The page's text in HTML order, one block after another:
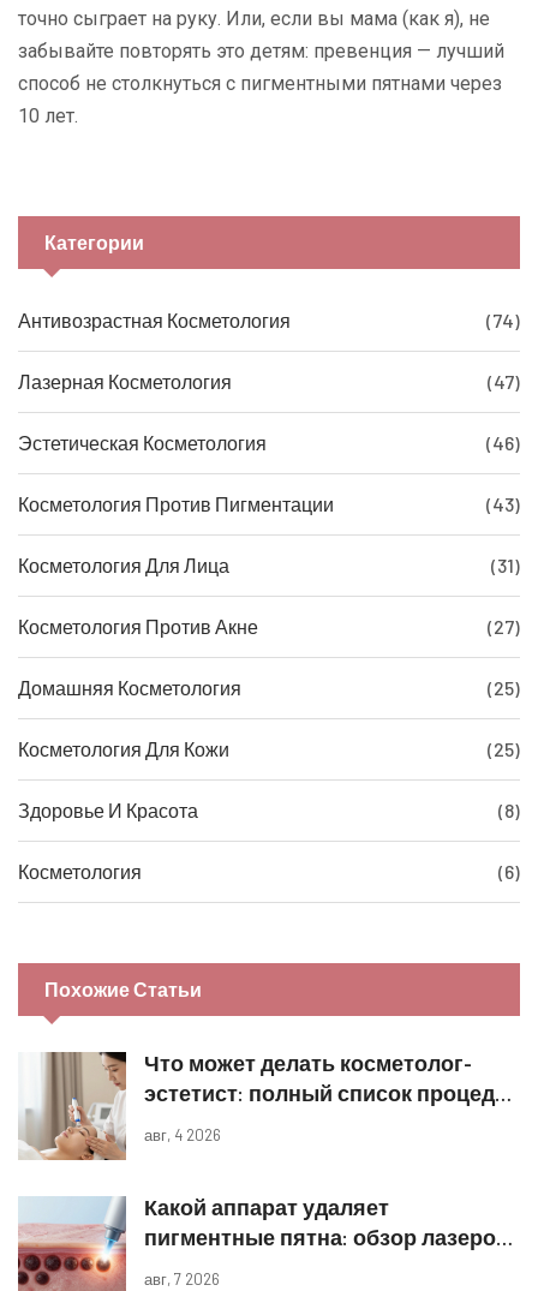
точно сыграет на руку. Или, если вы мама (как я), не
забывайте повторять это детям: превенция — лучший
способ не столкнуться с пигментными пятнами через
10 лет.
Категории
Антивозрастная Косметология (74)
Лазерная Косметология (47)
Эстетическая Косметология (46)
Косметология Против Пигментации (43)
Косметология Для Лица (31)
Косметология Против Акне (27)
Домашняя Косметология (25)
Косметология Для Кожи (25)
Здоровье И Красота (8)
Косметология (6)
Похожие Статьи
Что может делать косметолог-
эстетист: полный список процедур
и границы компетенций
авг, 4 2026
Какой аппарат удаляет
пигментные пятна: обзор лазеров
и IPL
авг, 7 2026